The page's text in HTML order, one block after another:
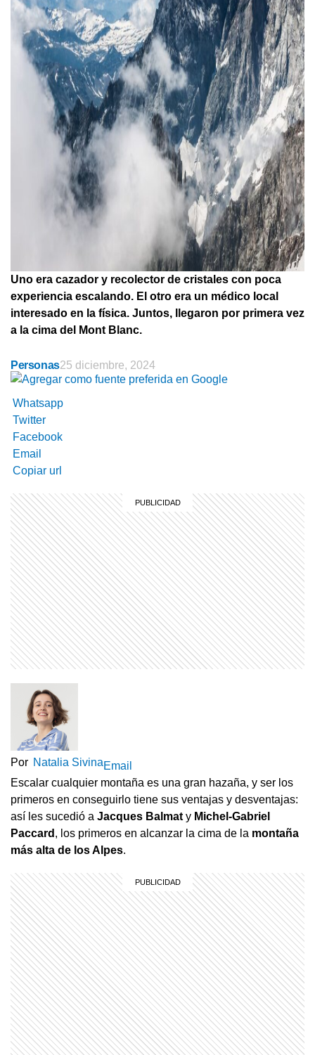
Uno era cazador y recolector de cristales con poca
experiencia escalando. El otro era un médico local
interesado en la física. Juntos, llegaron por primera vez
a la cima del Mont Blanc.
Personas25 diciembre, 2024
Whatsapp
Twitter
Facebook
Email
Copiar url
Por Natalia SivinaEmail
Escalar cualquier montaña es una gran hazaña, y ser los
primeros en conseguirlo tiene sus ventajas y desventajas:
así les sucedió a Jacques Balmat y Michel-Gabriel
Paccard , los primeros en alcanzar la cima de la montaña
más alta de los Alpes.